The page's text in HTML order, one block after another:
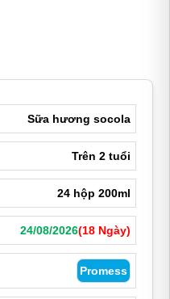
Sữa hương socola
Trên 2 tuổi
24 hộp 200ml
24/08/2026(18 Ngày)
Promess